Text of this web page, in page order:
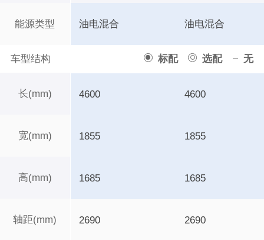
能源类型
车型结构 标配 选配 无
长(mm)
宽(mm)
高(mm)
轴距(mm)
油电混合 油电混合
4600 4600
1855 1855
1685 1685
2690 2690